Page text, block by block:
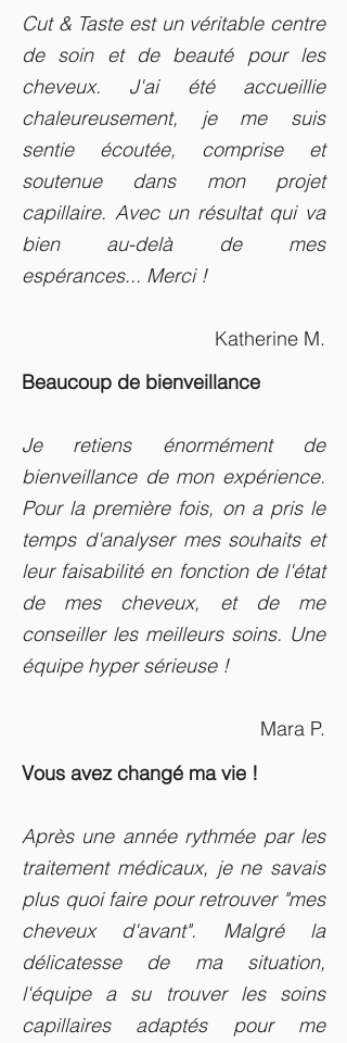
Cut & Taste est un véritable centre
de soin et de beauté pour les
cheveux. J'ai été accueillie
chaleureusement, je me suis
sentie écoutée, comprise et
soutenue dans mon projet
capillaire. Avec un résultat qui va
bien au-delà de mes
espérances... Merci !
Katherine M.
Beaucoup de bienveillance
Je retiens énormément de
bienveillance de mon expérience.
Pour la première fois, on a pris le
temps d'analyser mes souhaits et
leur faisabilité en fonction de l'état
de mes cheveux, et de me
conseiller les meilleurs soins. Une
équipe hyper sérieuse !
Mara P.
Vous avez changé ma vie !
Après une année rythmée par les
traitement médicaux, je ne savais
plus quoi faire pour retrouver "mes
cheveux d'avant". Malgré la
délicatesse de ma situation,
l'équipe a su trouver les soins
capillaires adaptés pour me